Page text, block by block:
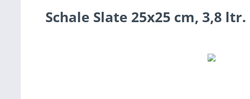
Schale Slate 25x25 cm, 3,8 ltr.